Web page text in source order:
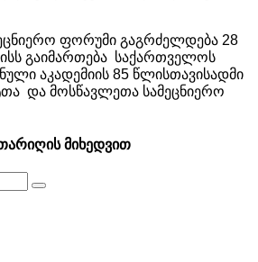
ფორუმი გაგრძელდება 28
გაიმართება საქართველოს
აკადემიის 85 წლისთავისადმი
და მოსწავლეთა სამეცნიერო
მიხედვით